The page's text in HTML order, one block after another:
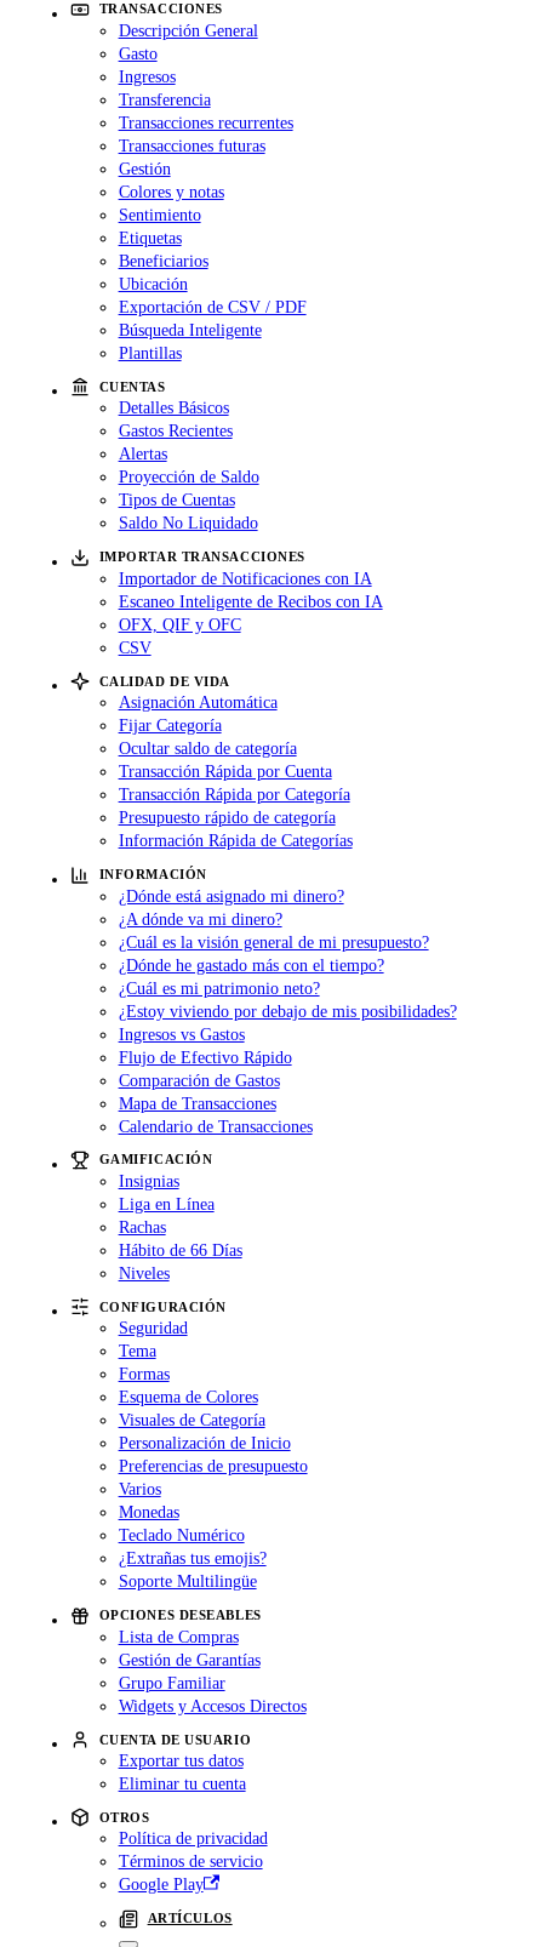
TRANSACCIONES
Descripción General
Gasto
Ingresos
Transferencia
Transacciones recurrentes
Transacciones futuras
Gestión
Colores y notas
Sentimiento
Etiquetas
Beneficiarios
Ubicación
Exportación de CSV / PDF
Búsqueda Inteligente
Plantillas
CUENTAS
Detalles Básicos
Gastos Recientes
Alertas
Proyección de Saldo
Tipos de Cuentas
Saldo No Liquidado
IMPORTAR TRANSACCIONES
Importador de Notificaciones con IA
Escaneo Inteligente de Recibos con IA
OFX, QIF y OFC
CSV
CALIDAD DE VIDA
Asignación Automática
Fijar Categoría
Ocultar saldo de categoría
Transacción Rápida por Cuenta
Transacción Rápida por Categoría
Presupuesto rápido de categoría
Información Rápida de Categorías
INFORMACIÓN
¿Dónde está asignado mi dinero?
¿A dónde va mi dinero?
¿Cuál es la visión general de mi presupuesto?
¿Dónde he gastado más con el tiempo?
¿Cuál es mi patrimonio neto?
¿Estoy viviendo por debajo de mis posibilidades?
Ingresos vs Gastos
Flujo de Efectivo Rápido
Comparación de Gastos
Mapa de Transacciones
Calendario de Transacciones
GAMIFICACIÓN
Insignias
Liga en Línea
Rachas
Hábito de 66 Días
Niveles
CONFIGURACIÓN
Seguridad
Tema
Formas
Esquema de Colores
Visuales de Categoría
Personalización de Inicio
Preferencias de presupuesto
Varios
Monedas
Teclado Numérico
¿Extrañas tus emojis?
Soporte Multilingüe
OPCIONES DESEABLES
Lista de Compras
Gestión de Garantías
Grupo Familiar
Widgets y Accesos Directos
CUENTA DE USUARIO
Exportar tus datos
Eliminar tu cuenta
OTROS
Política de privacidad
Términos de servicio
Google Play
ARTÍCULOS